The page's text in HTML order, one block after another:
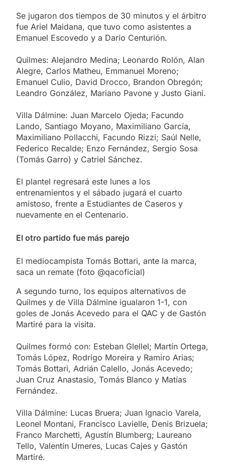
Se jugaron dos tiempos de 30 minutos y el árbitro
fue Ariel Maidana, que tuvo como asistentes a
Emanuel Escovedo y a Darío Centurión.
Quilmes: Alejandro Medina; Leonardo Rolón, Alan
Alegre, Carlos Matheu, Emmanuel Moreno;
Emanuel Culio, David Drocco, Brandon Obregón;
Leandro González, Mariano Pavone y Justo Giani.
Villa Dálmine: Juan Marcelo Ojeda; Facundo
Lando, Santiago Moyano, Maximiliano García,
Maximiliano Pollacchi, Facundo Rizzi; Saúl Nelle,
Federico Recalde; Enzo Fernández, Sergio Sosa
(Tomás Garro) y Catriel Sánchez.
El plantel regresará este lunes a los
entrenamientos y el sábado jugará el cuarto
amistoso, frente a Estudiantes de Caseros y
nuevamente en el Centenario.
El otro partido fue más parejo
El mediocampista Tomás Bottari, ante la marca,
saca un remate (foto @qacoficial)
A segundo turno, los equipos alternativos de
Quilmes y de Villa Dálmine igualaron 1-1, con
goles de Jonás Acevedo para el QAC y de Gastón
Martiré para la visita.
Quilmes formó con: Esteban Glellel; Martín Ortega,
Tomás López, Rodrigo Moreira y Ramiro Arias;
Tomás Bottari, Adrián Calello, Jonás Acevedo;
Juan Cruz Anastasio, Tomás Blanco y Matías
Fernández.
Villa Dálmine: Lucas Bruera; Juan Ignacio Varela,
Leonel Montani, Francisco Lavielle, Denis Brizuela;
Franco Marchetti, Agustín Blumberg; Laureano
Tello, Valentín Umeres, Lucas Cajes y Gastón
Martiré.